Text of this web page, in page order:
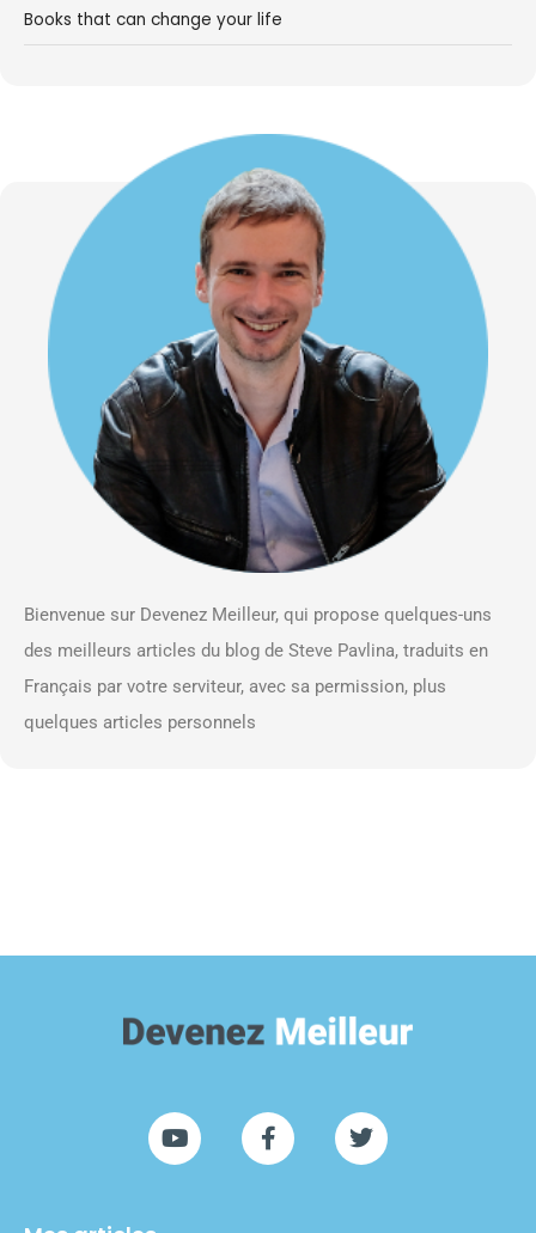
Books that can change your life
Bienvenue sur Devenez Meilleur, qui propose quelques-uns
des meilleurs articles du blog de Steve Pavlina, traduits en
Français par votre serviteur, avec sa permission, plus
quelques articles personnels